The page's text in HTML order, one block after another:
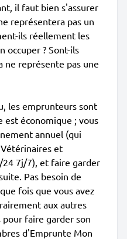
il faut bien s'assurer
représentera pas un
ils réellement les
occuper ? Sont-ils
ne représente pas une
les emprunteurs sont
est économique ; vous
annuel (qui
et
7j/7), et faire garder
Pas besoin de
fois que vous avez
aux autres
faire garder son
d'Emprunte Mon